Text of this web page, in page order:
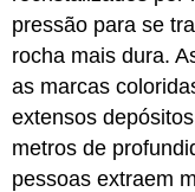
pressão para se
rocha mais dura.
as marcas
extensos
metros de
pessoas extraem